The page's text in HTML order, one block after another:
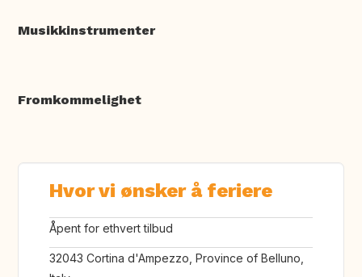
Musikkinstrumenter
Fromkommelighet
Hvor vi ønsker å feriere
Åpent for ethvert tilbud
32043 Cortina d'Ampezzo, Province of Belluno,